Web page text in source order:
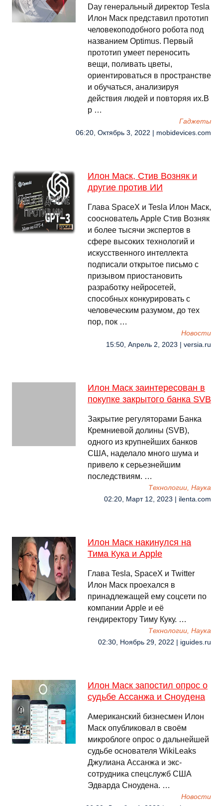
Day генеральный директор Tesla
Илон Маск представил прототип
человекоподобного робота под
названием Optimus. Первый
прототип умеет переносить
вещи, поливать цветы,
ориентироваться в пространстве
и обучаться, анализируя
действия людей и повторяя их.В
р …
Гаджеты
06:20, Октябрь 3, 2022 | mobidevices.com
Илон Маск, Стив Возняк и
другие против ИИ
Глава SpaceX и Tesla Илон Маск,
сооснователь Apple Стив Возняк
и более тысячи экспертов в
сфере высоких технологий и
искусственного интеллекта
подписали открытое письмо с
призывом приостановить
разработку нейросетей,
способных конкурировать с
человеческим разумом, до тех
пор, пок …
Новости
15:50, Апрель 2, 2023 | versia.ru
Илон Маск заинтересован в
покупке закрытого банка SVB
Закрытие регуляторами Банка
Кремниевой долины (SVB),
одного из крупнейших банков
США, наделало много шума и
привело к серьезнейшим
последствиям. …
Технологии, Наука
02:20, Март 12, 2023 | ilenta.com
Илон Маск накинулся на
Тима Кука и Apple
Глава Tesla, SpaceX и Twitter
Илон Маск проехался в
принадлежащей ему соцсети по
компании Apple и её
гендиректору Тиму Куку. …
Технологии, Наука
02:30, Ноябрь 29, 2022 | iguides.ru
Илон Маск запостил опрос о
судьбе Ассанжа и Сноудена
Американский бизнесмен Илон
Маск опубликовал в своём
микроблоге опрос о дальнейшей
судьбе основателя WikiLeaks
Джулиана Ассанжа и экс-
сотрудника спецслужб США
Эдварда Сноудена. …
Новости